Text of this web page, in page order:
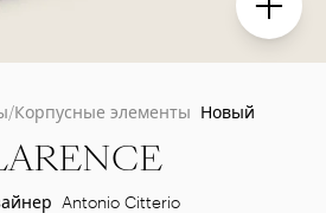
элементы Новый
Antonio Citterio